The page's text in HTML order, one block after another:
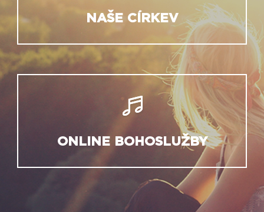
NAŠE CÍRKEV
ONLINE BOHOSLUŽBY